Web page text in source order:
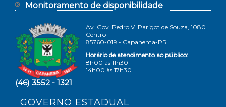
Monitoramento de disponibilidade
Av. Gov. Pedro V. Parigot de Souza, 1080
Centro
85760-019 - Capanema-PR
Horário de atendimento ao público:
8h00 às 11h30
14h00 às 17h30
(46) 3552 - 1321
GOVERNO ESTADUAL